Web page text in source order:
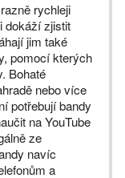
rychleji
dokáží zjistit
jim také
pomocí kterých
Bohaté
nebo více
potřebují bandy
na YouTube
ze
navíc
a